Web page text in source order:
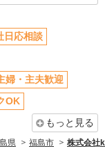
日応相談
婦・主夫歓迎
OK
もっと見る
県 福島市 株式会社